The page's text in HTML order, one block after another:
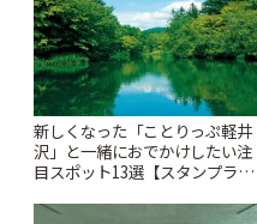
新しくなった「ことりっぷ軽井
沢」と一緒におでかけしたい注
目スポット13選【スタンプラリ